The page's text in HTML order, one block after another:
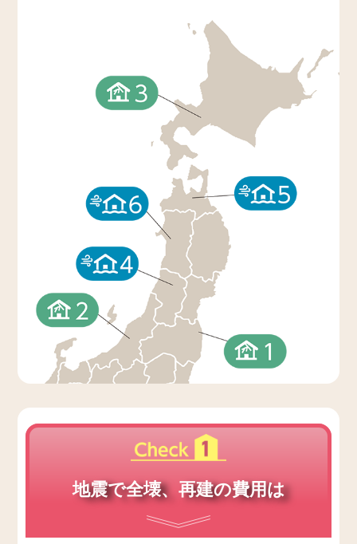
川の氾濫や土砂災害により住宅の床上浸水
2,903棟・床下浸水734棟を含む計6,964棟の
住家被害が生じ、広範囲に深刻な浸水・断
水・交通障害が発生しました。
地震で全壊、再建の費用は